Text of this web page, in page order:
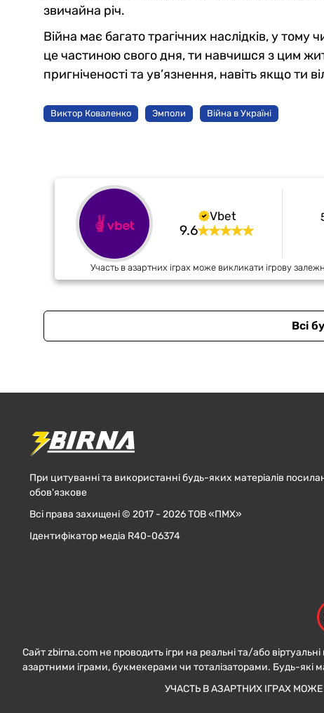
звичайна річ.
Війна має багато трагічних наслідків, у
це частиною свого дня, ти навчишся з цим
пригніченості та ув’язнення, навіть якщо ти
Виктор Коваленко Эмполи Війна в Україні
Vbet
9.6
Участь в азартних іграх може викликати ігрову
Всі
При цитуванні та використанні будь-яких матеріалів
обов'язкове
Всі права захищені © 2017 - 2026 ТОВ «ПМХ»
Ідентифікатор медіа R40-06374
Сайт zbirna.com не проводить ігри на реальні та/або
азартними іграми, букмекерами чи тоталізаторами. Будь-які
УЧАСТЬ В АЗАРТНИХ ІГРАХ